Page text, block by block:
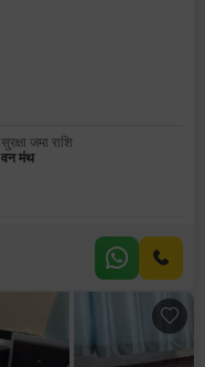
सुरक्षा जमा राशि
वन मंथ